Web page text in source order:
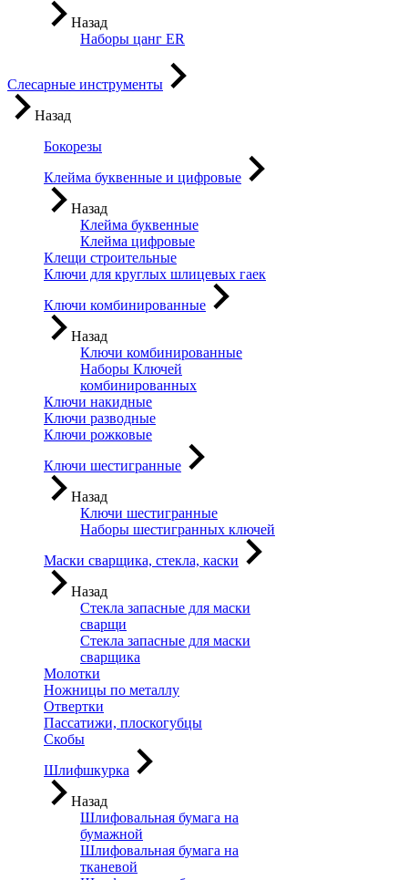
Назад
Наборы цанг ER
Слесарные инструменты
Назад
Бокорезы
Клейма буквенные и цифровые
Назад
Клейма буквенные
Клейма цифровые
Клещи строительные
Ключи для круглых шлицевых гаек
Ключи комбинированные
Назад
Ключи комбинированные
Наборы Ключей
комбинированных
Ключи накидные
Ключи разводные
Ключи рожковые
Ключи шестигранные
Назад
Ключи шестигранные
Наборы шестигранных ключей
Маски сварщика, стекла, каски
Назад
Стекла запасные для маски
сварщи
Стекла запасные для маски
сварщика
Молотки
Ножницы по металлу
Отвертки
Пассатижи, плоскогубцы
Скобы
Шлифшкурка
Назад
Шлифовальная бумага на
бумажной
Шлифовальная бумага на
тканевой